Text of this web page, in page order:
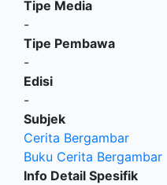
Tipe Media
-
Tipe Pembawa
-
Edisi
-
Subjek
Cerita Bergambar
Buku Cerita Bergambar
Info Detail Spesifik